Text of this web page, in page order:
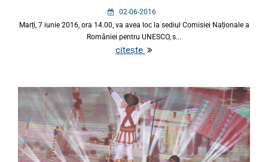
02-06-2016
Marți, 7 iunie 2016, ora 14.00, va avea loc la sediul Comisiei Naționale a
României pentru UNESCO, s...
citește